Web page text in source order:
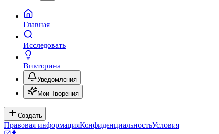
Главная
Исследовать
Викторина
Уведомления
Мои Творения
Создать
Правовая информацияКонфиденциальностьУсловия